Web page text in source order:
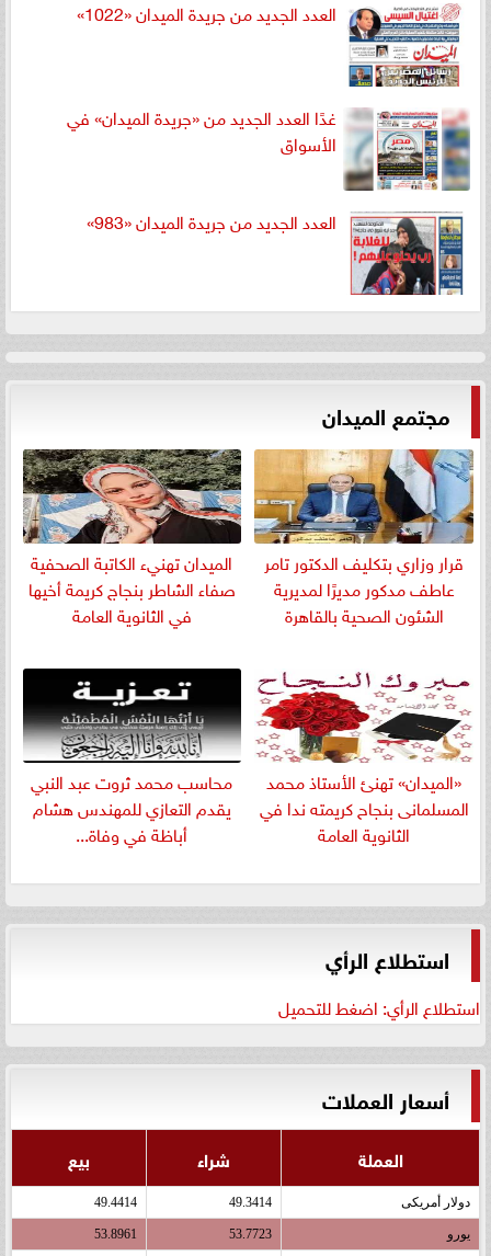
العدد الجديد من جريدة الميدان «1022»
غدًا العدد الجديد من «جريدة الميدان» في
الأسواق
العدد الجديد من جريدة الميدان «983»
مجتمع الميدان
قرار وزاري بتكليف الدكتور تامر
عاطف مدكور مديرًا لمديرية
الشئون الصحية بالقاهرة
الميدان تهنيء الكاتبة الصحفية
صفاء الشاطر بنجاج كريمة أخيها
في الثانوية العامة
«الميدان» تهنئ الأستاذ محمد
المسلمانى بنجاح كريمته ندا في
الثانوية العامة
​محاسب محمد ثروت عبد النبي
يقدم التعازي للمهندس هشام
أباظة في وفاة...
استطلاع الرأي
استطلاع الرأي: اضغط للتحميل
أسعار العملات
العملة شراء بيع
دولار أمريكى 49.3414
49.4414
يورو 53.7723
53.8961